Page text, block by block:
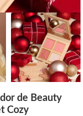
de Beauty
Cozy